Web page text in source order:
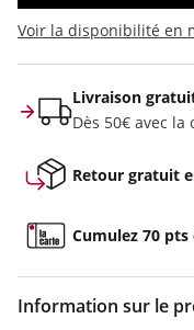
Voir la disponibilité en
Livraison
Dès 50€ avec
Retour gratuit
Cumulez 70
Information sur le